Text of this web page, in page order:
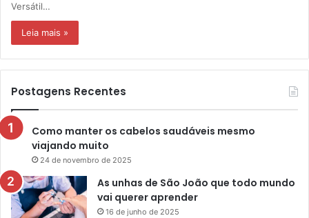
Versátil…
Leia mais »
Postagens Recentes
Como manter os cabelos saudáveis mesmo
viajando muito
24 de novembro de 2025
As unhas de São João que todo mundo
vai querer aprender
16 de junho de 2025